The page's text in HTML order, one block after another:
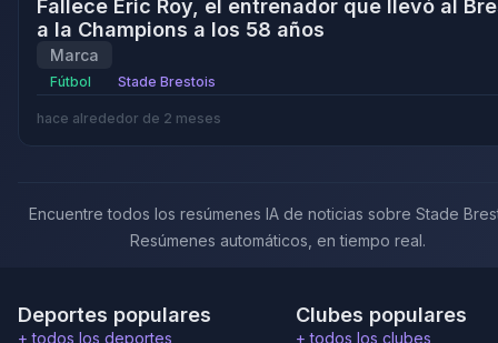
Fallece Éric Roy, el entrenador que llevó al
a la Champions a los 58 años
Marca
Fútbol Stade Brestois
hace alrededor de 2 meses
Encuentre todos los resúmenes IA de noticias sobre Stade
Resúmenes automáticos, en tiempo real.
Deportes populares
+ todos los deportes
Clubes populares
+ todos los clubes